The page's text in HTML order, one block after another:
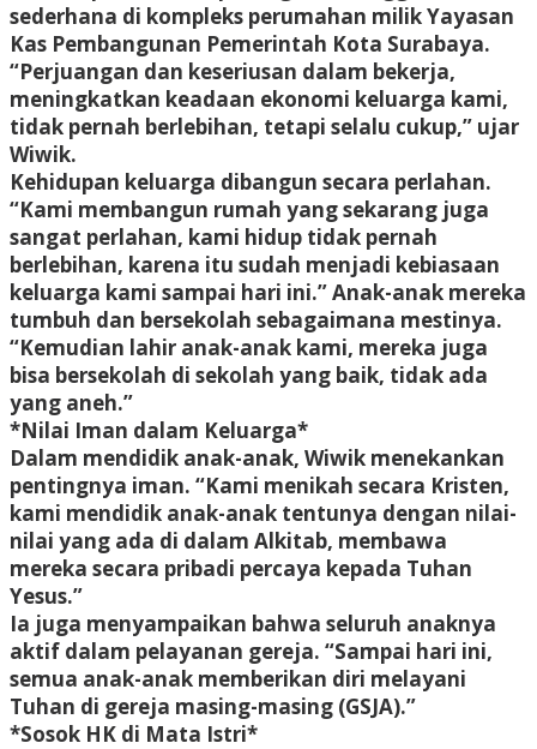
sederhana di kompleks perumahan milik Yayasan
Kas Pembangunan Pemerintah Kota Surabaya.
“Perjuangan dan keseriusan dalam bekerja,
meningkatkan keadaan ekonomi keluarga kami,
tidak pernah berlebihan, tetapi selalu cukup,” ujar
Wiwik.
Kehidupan keluarga dibangun secara perlahan.
“Kami membangun rumah yang sekarang juga
sangat perlahan, kami hidup tidak pernah
berlebihan, karena itu sudah menjadi kebiasaan
keluarga kami sampai hari ini.” Anak-anak mereka
tumbuh dan bersekolah sebagaimana mestinya.
“Kemudian lahir anak-anak kami, mereka juga
bisa bersekolah di sekolah yang baik, tidak ada
yang aneh.”
*Nilai Iman dalam Keluarga*
Dalam mendidik anak-anak, Wiwik menekankan
pentingnya iman. “Kami menikah secara Kristen,
kami mendidik anak-anak tentunya dengan nilai-
nilai yang ada di dalam Alkitab, membawa
mereka secara pribadi percaya kepada Tuhan
Yesus.”
Ia juga menyampaikan bahwa seluruh anaknya
aktif dalam pelayanan gereja. “Sampai hari ini,
semua anak-anak memberikan diri melayani
Tuhan di gereja masing-masing (GSJA).”
*Sosok HK di Mata Istri*